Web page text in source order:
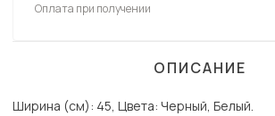
Оплата при получении
ОПИСАНИЕ
Ширина (см): 45, Цвета: Черный, Белый.